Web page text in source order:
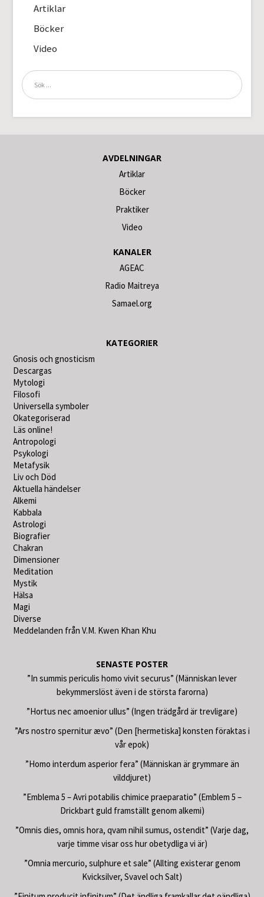
Artiklar
Böcker
Video
AVDELNINGAR
Artiklar
Böcker
Praktiker
Video
KANALER
AGEAC
Radio Maitreya
Samael.org
KATEGORIER
Gnosis och gnosticism
Descargas
Mytologi
Filosofi
Universella symboler
Okategoriserad
Läs online!
Antropologi
Psykologi
Metafysik
Liv och Död
Aktuella händelser
Alkemi
Kabbala
Astrologi
Biografier
Chakran
Dimensioner
Meditation
Mystik
Hälsa
Magi
Diverse
Meddelanden från V.M. Kwen Khan Khu
SENASTE POSTER
”In summis periculis homo vivit securus” (Människan lever
bekymmerslöst även i de största farorna)
”Hortus nec amoenior ullus” (Ingen trädgård är trevligare)
”Ars nostro spernitur ævo” (Den [hermetiska] konsten föraktas i
vår epok)
”Homo interdum asperior fera” (Människan är grymmare än
vilddjuret)
”Emblema 5 – Avri potabilis chimice praeparatio” (Emblem 5 –
Drickbart guld framställt genom alkemi)
”Omnis dies, omnis hora, qvam nihil sumus, ostendit” (Varje dag,
varje timme visar oss hur obetydliga vi är)
”Omnia mercurio, sulphure et sale” (Allting existerar genom
Kvicksilver, Svavel och Salt)